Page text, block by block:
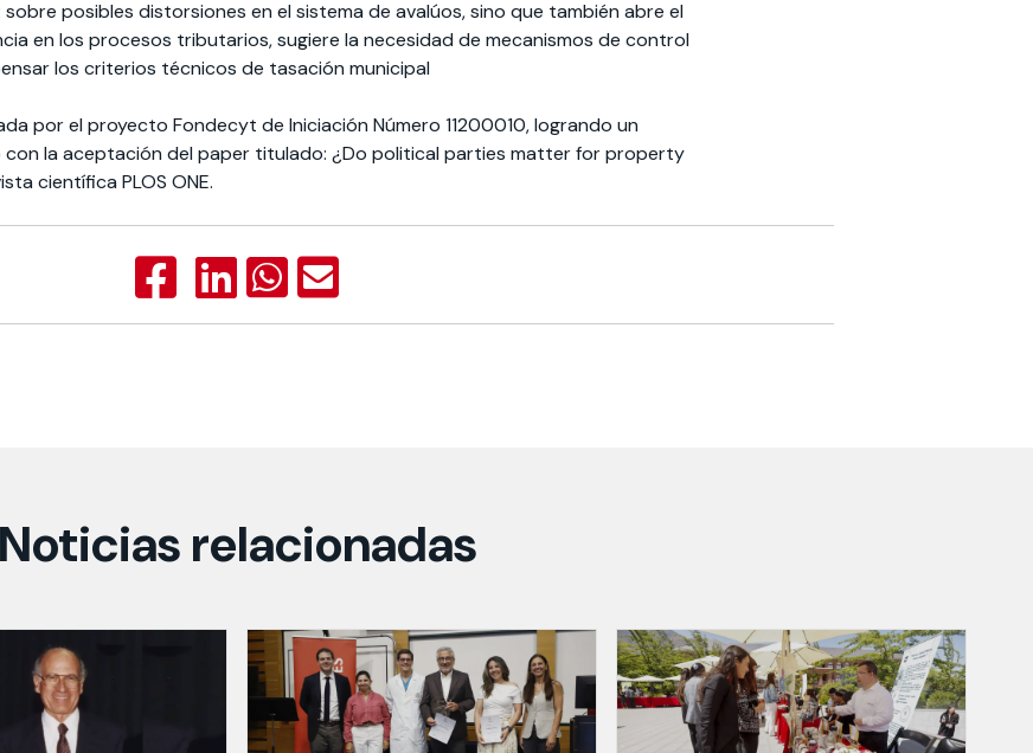
posibles distorsiones en el sistema de avalúos, sino que también abre el
en los procesos tributarios, sugiere la necesidad de mecanismos de control
los criterios técnicos de tasación municipal
por el proyecto Fondecyt de Iniciación Número 11200010, logrando un
la aceptación del paper titulado: ¿Do political parties matter for property
científica PLOS ONE.
Noticias relacionadas